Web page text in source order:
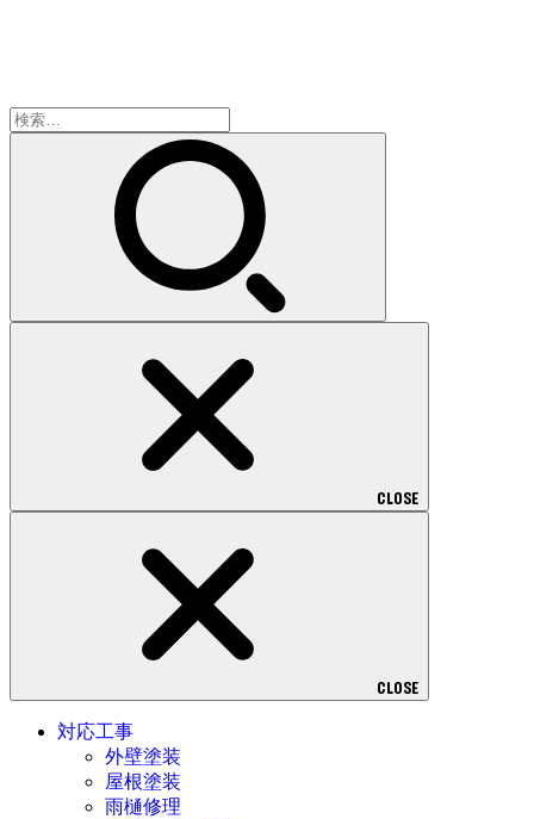
検
索:
CLOSE
CLOSE
対応工事
外壁塗装
屋根塗装
雨樋修理